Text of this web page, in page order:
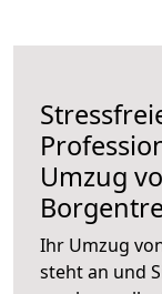
Umzug
Ihr Umzug
steht an und